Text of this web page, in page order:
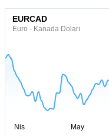
EURCAD
Euro - Kanada Doları